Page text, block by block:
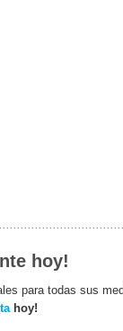
hoy!
para todas sus
hoy!